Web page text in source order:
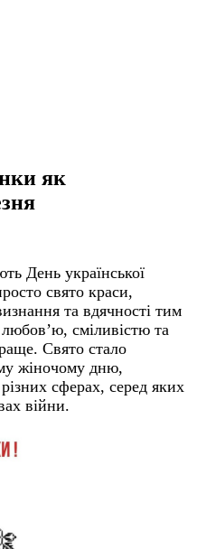
як
День української
свято краси,
та вдячності тим
сміливістю та
Свято стало
жіночому дню,
сферах, серед яких
війни.